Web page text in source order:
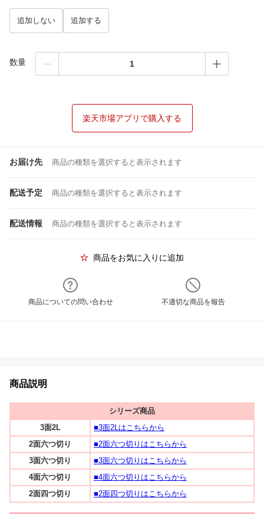
追加しない 追加する
数量
楽天市場アプリで購入する
お届け先 商品の種類を選択すると表示されます
配送予定 商品の種類を選択すると表示されます
配送情報 商品の種類を選択すると表示されます
商品をお気に入りに追加
商品についての問い合わせ 不適切な商品を報告
商品説明
シリーズ商品
3面2L
■3面2Lはこちらから
2面六つ切り
■2面六つ切りはこちらから
3面六つ切り
■3面六つ切りはこちらから
4面六つ切り
■4面六つ切りはこちらから
2面四つ切り
■2面四つ切りはこちらから